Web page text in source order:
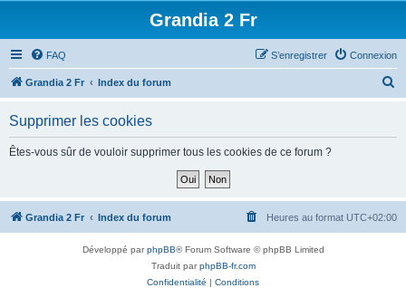
Grandia 2 Fr
FAQ Connexion
S’enregistrer
Grandia 2 Fr Index du forum
h
Supprimer les cookies
Êtes-vous sûr de vouloir supprimer tous les cookies de ce forum ?
Grandia 2 Fr Index du forum Heures au format UTC+02:00
Développé parphpBB® Forum Software © phpBB Limited
Traduit parphpBB-fr.com
Confidentialité | Conditions